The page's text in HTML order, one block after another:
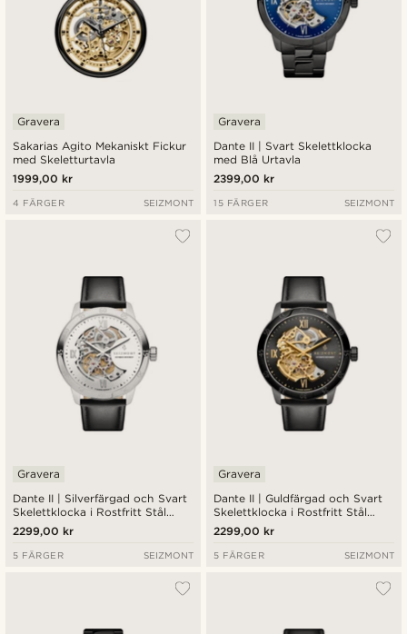
Sakarias Agito Mekaniskt Fickur
med Skeletturtavla
Gravera
1999,00 kr
4 FÄRGER SEIZMONT
Dante II | Svart Skelettklocka
med Blå Urtavla
Gravera
2399,00 kr
15 FÄRGER SEIZMONT
Dante II | Silverfärgad och Svart
Skelettklocka i Rostfritt Stål
med Klockrem i Läder
Gravera
2299,00 kr
5 FÄRGER SEIZMONT
Dante II | Guldfärgad och Svart
Skelettklocka i Rostfritt Stål
med Klockrem i Läder
Gravera
2299,00 kr
5 FÄRGER SEIZMONT